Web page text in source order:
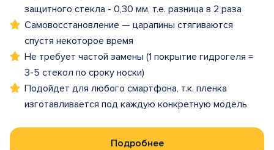
защитного стекла - 0,30 мм, т.е. разница в 2 раза
Самовосстановление — царапины стягиваются
спустя некоторое время
Не требует частой замены (1 покрытие гидрогеля =
3-5 стекол по сроку носки)
Подойдет для любого смартфона, т.к. пленка
изготавливается под каждую конкретную модель
Подробнее